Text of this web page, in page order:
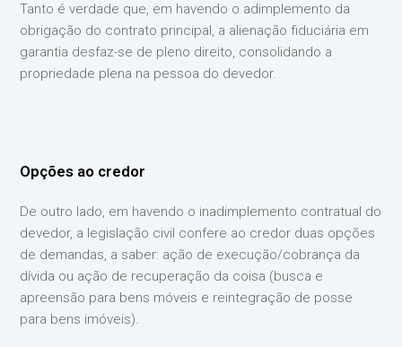
Tanto é verdade que, em havendo o adimplemento da
obrigação do contrato principal, a alienação fiduciária em
garantia desfaz-se de pleno direito, consolidando a
propriedade plena na pessoa do devedor.
Opções ao credor
De outro lado, em havendo o inadimplemento contratual do
devedor, a legislação civil confere ao credor duas opções
de demandas, a saber: ação de execução/cobrança da
dívida ou ação de recuperação da coisa (busca e
apreensão para bens móveis e reintegração de posse
para bens imóveis).